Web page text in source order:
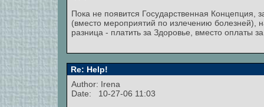
Пока не появится Государственная Концепция,
(вместо мероприятий по излечению болезней),
разница - платить за Здоровье, вместо оплаты
Re: Help!
Author: Irena
Date: 10-27-06 11:03